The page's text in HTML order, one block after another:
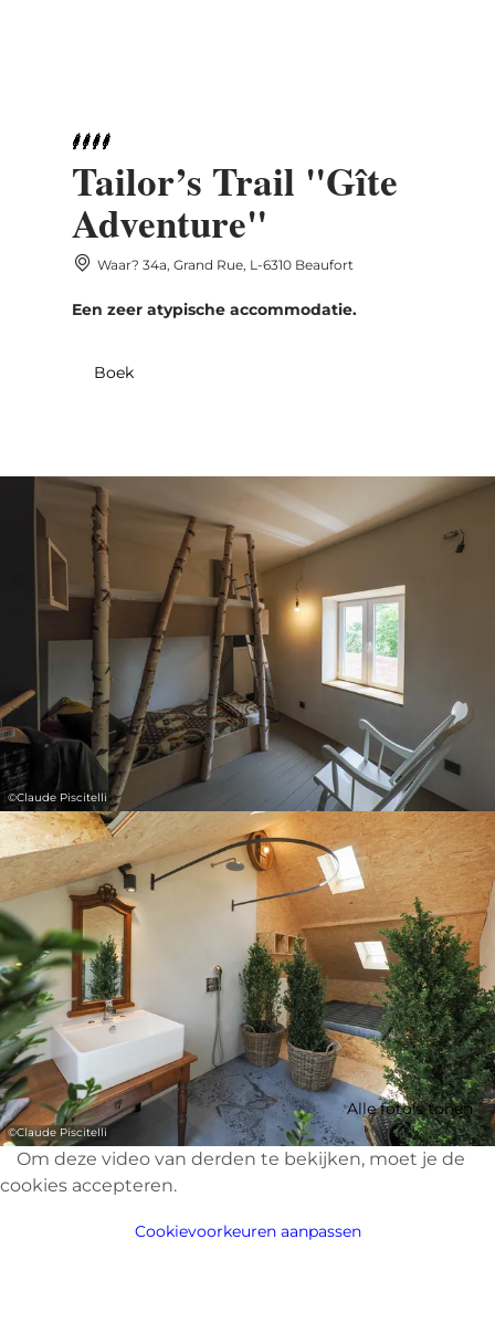
Tailor’s Trail "Gîte
Adventure"
Waar? 34a, Grand Rue, L-6310 Beaufort
Een zeer atypische accommodatie.
Boek
©Claude Piscitelli
©Claude Piscitelli
Alle foto's tonen
Om deze video van derden te bekijken, moet je de
cookies accepteren.
Cookievoorkeuren aanpassen